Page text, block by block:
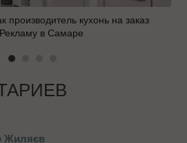
производитель кухонь на заказ
в Самаре
Жиляєв